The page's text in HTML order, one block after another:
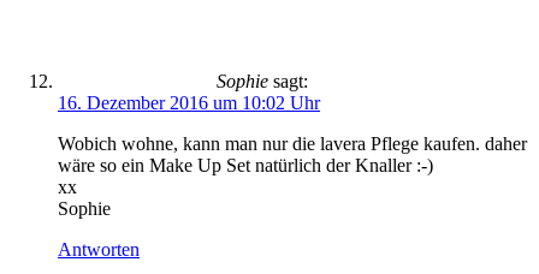
Sophie sagt:
16. Dezember 2016 um 10:02 Uhr
Wobich wohne, kann man nur die lavera Pflege kaufen. daher
wäre so ein Make Up Set natürlich der Knaller :-)
xx
Sophie
Antworten